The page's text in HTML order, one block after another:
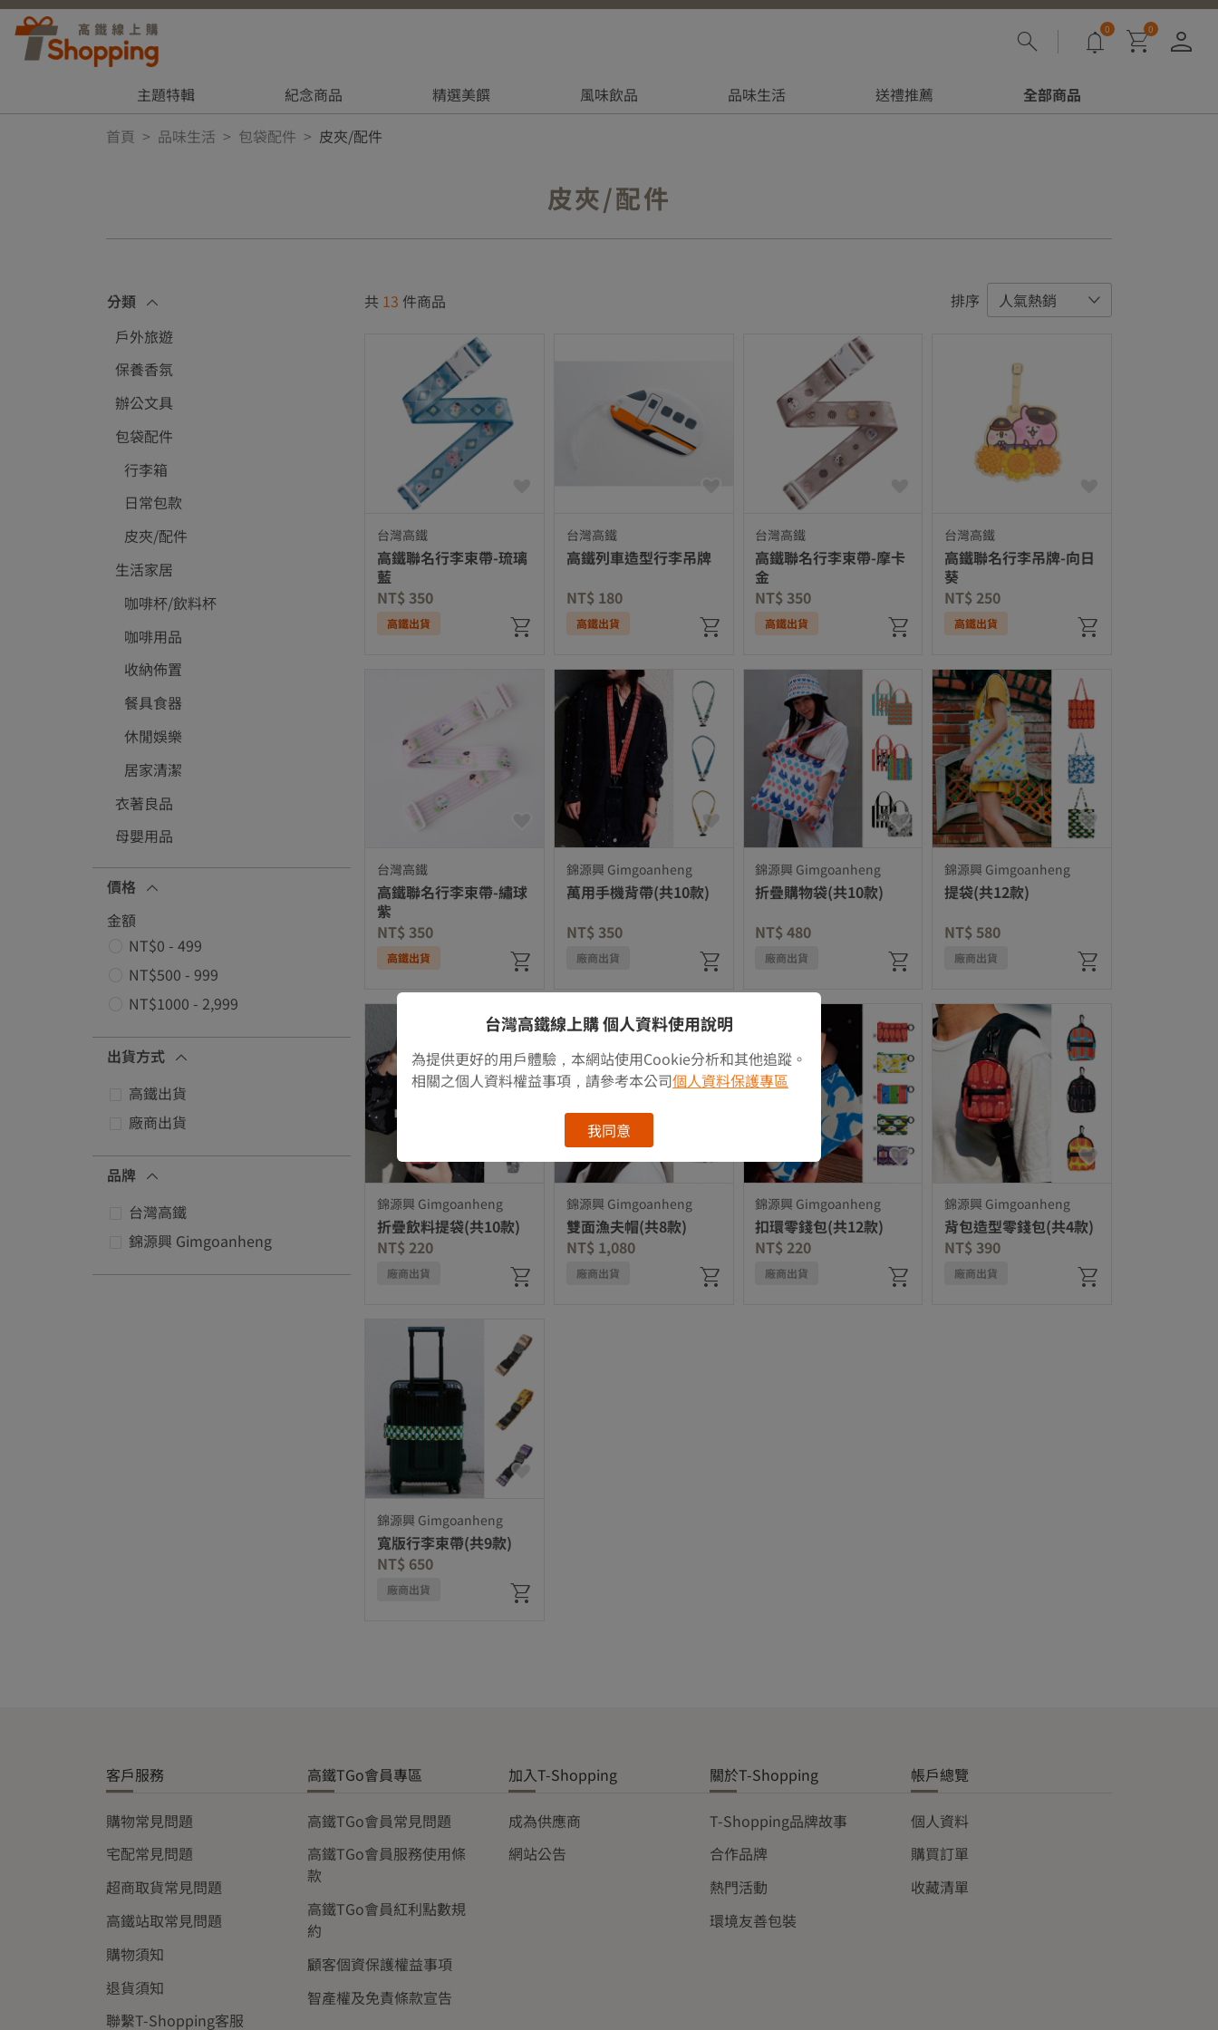
0 0 登
主題特輯 紀念商品 精選美饌 風味飲品 品味生活 送禮推薦
全部商品
首頁
品味生活 包袋配件 皮夾/配件
皮夾/配件
分類
戶外旅遊
保養香氛
辦公文具
包袋配件
行李箱
日常包款
皮夾/配件
生活家居
咖啡杯/飲料杯
咖啡用品
收納佈置
餐具食器
休閒娛樂
居家清潔
衣著良品
母嬰用品
價格
金額
NT$0 - 499
優化項價格: NT$0 - 499
NT$500 - 999
優化項價格: NT$500 - 999
NT$1000 - 2,999
出貨方式
高鐵出貨
優化項出貨方式: 高鐵出貨
廠商出貨
品牌
台灣高鐵
優化項品牌: 台灣高鐵
錦源興 Gimgoanheng
優化項品牌: 錦源興 Gimgoanheng
共 13 件商品 排序
台灣高鐵
高鐵聯名行李束帶-琉璃
藍
NT$ 350
高鐵出貨
台灣高鐵
高鐵列車造型行李吊牌
NT$ 180
高鐵出貨
台灣高鐵
高鐵聯名行李束帶-摩卡
金
NT$ 350
高鐵出貨
台灣高鐵
高鐵聯名行李吊牌-向日
葵
NT$ 250
高鐵出貨
台灣高鐵
高鐵聯名行李束帶-繡球
紫
NT$ 350
高鐵出貨
錦源興 Gimgoanheng
萬用手機背帶(共10款)
NT$ 350
廠商出貨
錦源興 Gimgoanheng
折疊購物袋(共10款)
NT$ 480
廠商出貨
錦源興 Gimgoanheng
提袋(共12款)
NT$ 580
廠商出貨
錦源興 Gimgoanheng
折疊飲料提袋(共10款)
NT$ 220
廠商出貨
錦源興 Gimgoanheng
雙面漁夫帽(共8款)
NT$ 1,080
廠商出貨
錦源興 Gimgoanheng
扣環零錢包(共12款)
NT$ 220
廠商出貨
錦源興 Gimgoanheng
背包造型零錢包(共4款)
NT$ 390
廠商出貨
錦源興 Gimgoanheng
寬版行李束帶(共9款)
NT$ 650
廠商出貨
客戶服務
購物常見問題
宅配常見問題
超商取貨常見問題
高鐵站取常見問題
購物須知
退貨須知
聯繫T-Shopping客服
高鐵TGo會員專區
高鐵TGo會員常見問題
高鐵TGo會員服務使用條
款
高鐵TGo會員紅利點數規
約
顧客個資保護權益事項
智產權及免責條款宣告
加入T-Shopping
成為供應商
網站公告
關於T-Shopping
T-Shopping品牌故事
合作品牌
熱門活動
環境友善包裝
帳戶總覽
個人資料
購買訂單
收藏清單
台灣高鐵線上購 個人資料使用說明
為提供更好的用戶體驗，本網站使用Cookie分析和其他追蹤。
相關之個人資料權益事項，請參考本公司個人資料保護專區
我同意